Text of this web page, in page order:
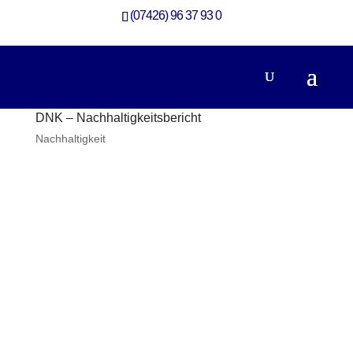
(07426) 96 37 93 0
DNK – Nachhaltigkeitsbericht
Nachhaltigkeit